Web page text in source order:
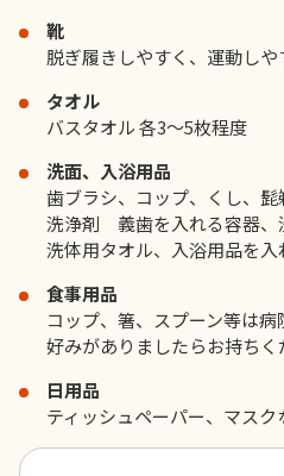
靴
脱ぎ履きしやすく、運動しや
タオル
バスタオル 各3～5枚程度
洗面、入浴用品
歯ブラシ、コップ、くし、
洗浄剤 義歯を入れる容器、
洗体用タオル、入浴用品を入
食事用品
コップ、箸、スプーン等は
好みがありましたらお持ちく
日用品
ティッシュペーパー、マスク